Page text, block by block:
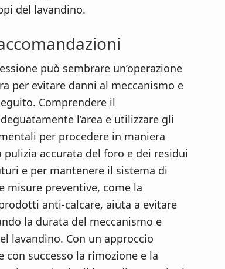
del lavandino.
può sembrare un’operazione
per evitare danni al meccanismo e
Comprendere il
l’area e utilizzare gli
per procedere in maniera
accurata del foro e dei residui
e per mantenere il sistema di
misure preventive, come la
anti-calcare, aiuta a evitare
la durata del meccanismo e
lavandino. Con un approccio
successo la rimozione e la